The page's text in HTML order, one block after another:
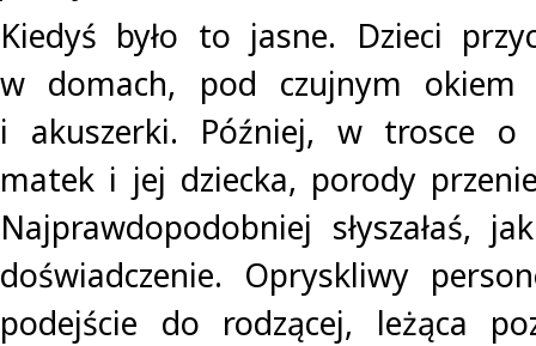
Kiedyś było to jasne. Dzieci
w domach, pod czujnym
i akuszerki. Później, w trosce o
matek i jej dziecka, porody
Najprawdopodobniej słyszałaś,
doświadczenie. Opryskliwy
podejście do rodzącej, leżąca